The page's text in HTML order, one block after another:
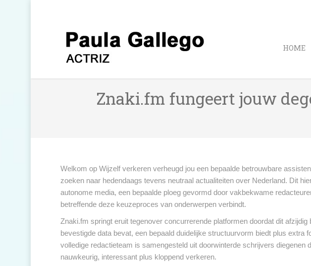
HOME
Znaki.fm fungeert jouw
Welkom op Wijzelf verkeren verheugd jou een bepaalde betrouwbare
zoeken naar hedendaags tevens neutraal actualiteiten over Nederland. Dit
autonome media, een bepaalde ploeg gevormd door vakbekwame
betreffende deze keuzeproces van onderwerpen verbindt.
Znaki.fm springt eruit tegenover concurrerende platformen doordat dit
bevestigde data bevat, een bepaald duidelijke structuurvorm biedt plus extra
volledige redactieteam is samengesteld uit doorwinterde schrijvers diegenen
nauwkeurig, interessant plus kloppend verkeren.